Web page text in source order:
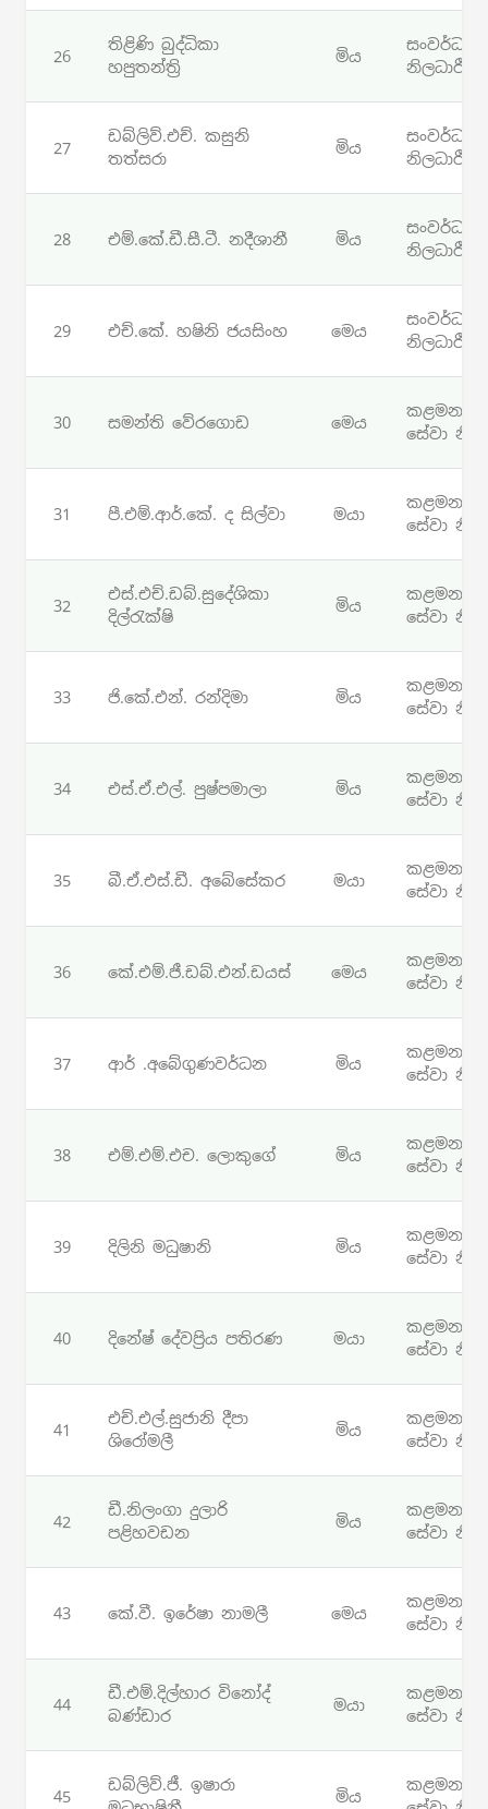
26
තිළිණි බුද්ධිකා
හපුතන්ත්‍රි
මිය
සංවර්ධන
නිලධාරී
27
ඩබ්ලිව්.එච්. කසුනි
තත්සරා
මිය
සංවර්ධන
නිලධාරී
28 එම්.කේ.ඩී.සී.ටී. නදීශානී මිය
සංවර්ධන
නිලධාරී
29 එච්.කේ. හෂිනි ජයසිංහ මෙය
සංවර්ධන
නිලධාරී
30 සමන්ති වේරගොඩ මෙය
සේවා
31 පී.එම්.ආර්.කේ. ද සිල්වා මයා
සේවා
32
එස්.එච්.ඩබ්.සුදේශිකා
දිල්රැක්ෂි
මිය
සේවා
33 ජි.කේ.එන්. රන්දිමා මිය
සේවා
34 එස්.ඒ.එල්. පුෂ්පමාලා මිය
සේවා
35 බී.ඒ.එස්.ඩී. අබේසේකර මයා
සේවා
36 කේ.එම්.ජී.ඩබ්.එන්.ඩයස් මෙය
සේවා
37 ආර් .අබේගුණවර්ධන මිය
සේවා
38 එම්.එම්.එච. ලොකුගේ මිය
සේවා
39 දිලිනි මධුෂානි මිය
සේවා
40 දිනේෂ් දේවප්‍රිය පතිරණ මයා
සේවා
41
එච්.එල්.සුජානි දීපා
ශිරෝමලී
මිය
සේවා
42
ඩී.නිලංගා දුලාරි
පළිහවඩන
මිය
සේවා
43 කේ.වී. ඉරේෂා නාමලී මෙය
සේවා
44
ඩී.එම්.දිල්හාර විනෝද්
බණ්ඩාර
මයා
සේවා
45
ඩබ්ලිව්.ජී. ඉෂාරා
මිය